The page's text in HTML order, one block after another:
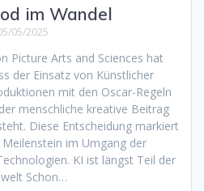
im Wandel
05/2025
Picture Arts and Sciences hat
der Einsatz von Künstlicher
mit den Oscar-Regeln
menschliche kreative Beitrag
Diese Entscheidung markiert
im Umgang der
KI ist längst Teil der
Schon…